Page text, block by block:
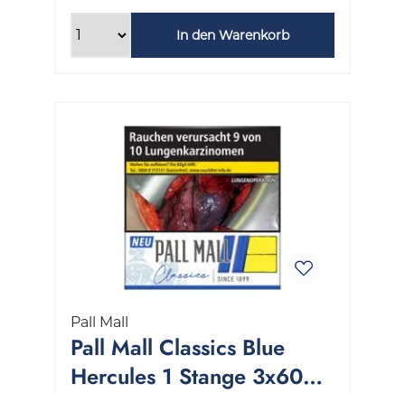
In den Warenkorb
Pall Mall
Pall Mall Classics Blue
Hercules 1 Stange 3x60